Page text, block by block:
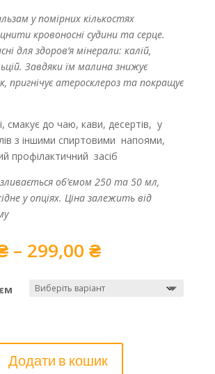
у помірних кількостях
кровоносні судини та серце.
для здоров’я мінерали: калій,
Завдяки їм малина знижує
пригнічує атеросклероз та покращує
смакує до чаю, кави, десертів, у
з іншими спиртовими напоями,
профілактичний засіб
об’ємом 250 та 50 мл,
у опціях. Ціна залежить від
– 299,00 ₴Price
129,00 ₴
through
Додати в кошик